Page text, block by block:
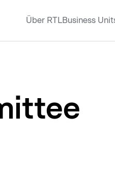
Über RTLBusiness